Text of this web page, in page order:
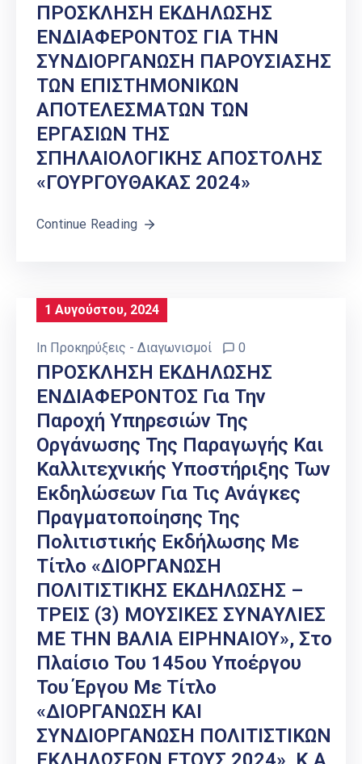
ΠΡΟΣΚΛΗΣΗ ΕΚΔΗΛΩΣΗΣ
ΕΝΔΙΑΦΕΡΟΝΤΟΣ ΓΙΑ ΤΗΝ
ΣΥΝΔΙΟΡΓΑΝΩΣΗ ΠΑΡΟΥΣΙΑΣΗΣ
ΤΩΝ ΕΠΙΣΤΗΜΟΝΙΚΩΝ
ΑΠΟΤΕΛΕΣΜΑΤΩΝ ΤΩΝ
ΕΡΓΑΣΙΩΝ ΤΗΣ
ΣΠΗΛΑΙΟΛΟΓΙΚΗΣ ΑΠΟΣΤΟΛΗΣ
«ΓΟΥΡΓΟΥΘΑΚΑΣ 2024»
Continue Reading
1 Αυγούστου, 2024
In Προκηρύξεις - Διαγωνισμοί 0
ΠΡΟΣΚΛΗΣΗ ΕΚΔΗΛΩΣΗΣ
ΕΝΔΙΑΦΕΡΟΝΤΟΣ Για Την
Παροχή Υπηρεσιών Της
Οργάνωσης Της Παραγωγής Και
Καλλιτεχνικής Υποστήριξης Των
Εκδηλώσεων Για Τις Ανάγκες
Πραγματοποίησης Της
Πολιτιστικής Εκδήλωσης Με
Τίτλο «ΔΙΟΡΓΑΝΩΣΗ
ΠΟΛΙΤΙΣΤΙΚΗΣ ΕΚΔΗΛΩΣΗΣ –
ΤΡΕΙΣ (3) ΜΟΥΣΙΚΕΣ ΣΥΝΑΥΛΙΕΣ
ΜΕ ΤΗΝ ΒΑΛΙΑ ΕΙΡΗΝΑΙΟΥ», Στο
Πλαίσιο Του 145ου Υποέργου
Του Έργου Με Τίτλο
«ΔΙΟΡΓΑΝΩΣΗ ΚΑΙ
ΣΥΝΔΙΟΡΓΑΝΩΣΗ ΠΟΛΙΤΙΣΤΙΚΩΝ